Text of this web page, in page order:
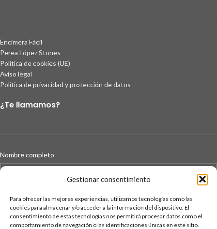
Gestionar consentimiento
Para ofrecer las mejores experiencias, utilizamos tecnologías como las
cookies para almacenar y/o acceder a la información del dispositivo. El
consentimiento de estas tecnologías nos permitirá procesar datos como el
comportamiento de navegación o las identificaciones únicas en este sitio.
Encimera Fácil
Perea López Stones
Política de cookies (UE)
Aviso legal
Política de privacidad y protección de datos
¿Te llamamos?
Nombre completo
Teléfono